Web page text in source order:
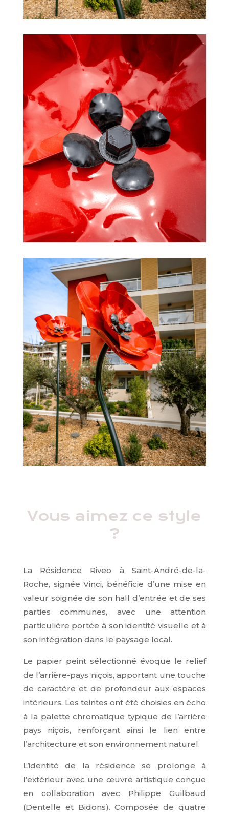
Vous aimez ce style
?
La Résidence Riveo à Saint-André-de-la-
Roche, signée Vinci, bénéficie d’une mise en
valeur soignée de son hall d’entrée et de ses
parties communes, avec une attention
particulière portée à son identité visuelle et à
son intégration dans le paysage local.
Le papier peint sélectionné évoque le relief
de l’arrière-pays niçois, apportant une touche
de caractère et de profondeur aux espaces
intérieurs. Les teintes ont été choisies en écho
à la palette chromatique typique de l’arrière
pays niçois, renforçant ainsi le lien entre
l’architecture et son environnement naturel.
L’identité de la résidence se prolonge à
l’extérieur avec une œuvre artistique conçue
en collaboration avec Philippe Guilbaud
(Dentelle et Bidons). Composée de quatre